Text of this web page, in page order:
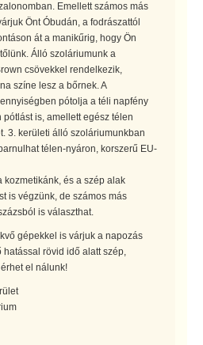
Emellett számos más
Önt Óbudán, a fodrászattól
át a manikűrig, hogy Ön
Álló szoláriumunk a
csövekkel rendelkezik,
színe lesz a bőrnek. A
pótolja a téli napfény
is, amellett egész télen
3. kerületi álló szoláriumunkban
télen-nyáron, korszerű EU-
és a szép alak
is végzünk, de számos más
is választhat.
gépekkel is várjuk a napozás
rövid idő alatt szép,
el nálunk!